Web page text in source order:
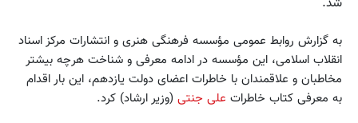
به گزارش روابط عمومی مؤسسه فرهنگی هنری و انتشارات مرکز اسناد
انقلاب اسلامی، این مؤسسه در ادامه معرفی و شناخت هرچه بیشتر
مخاطبان و علاقمندان با خاطرات اعضای دولت یازدهم، این بار اقدام
به معرفی کتاب خاطرات علی جنتی (وزیر ارشاد) کرد.